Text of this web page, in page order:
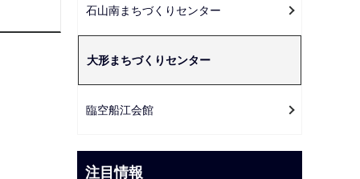
石山南まちづくりセンター
大形まちづくりセンター
臨空船江会館
注目情報